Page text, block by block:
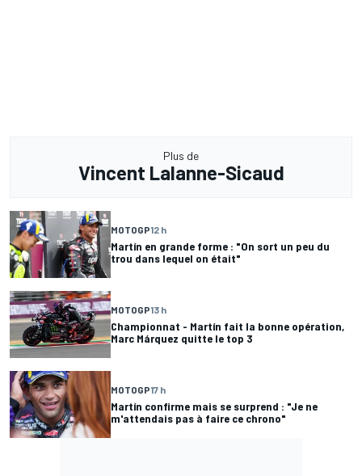
Plus de
Vincent Lalanne-Sicaud
MOTOGP12 h
Martín en grande forme : "On sort un peu du
trou dans lequel on était"
MOTOGP13 h
Championnat - Martín fait la bonne opération,
Marc Márquez quitte le top 3
MOTOGP17 h
Martín confirme mais se surprend : "Je ne
m'attendais pas à faire ce chrono"